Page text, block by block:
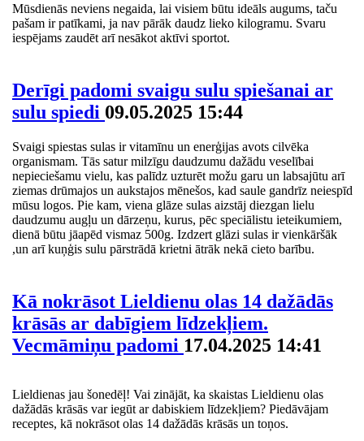
Mūsdienās neviens negaida, lai visiem būtu ideāls augums, taču
pašam ir patīkami, ja nav pārāk daudz lieko kilogramu. Svaru
iespējams zaudēt arī nesākot aktīvi sportot.
Derīgi padomi svaigu sulu spiešanai ar
sulu spiedi 09.05.2025 15:44
Svaigi spiestas sulas ir vitamīnu un enerģijas avots cilvēka
organismam. Tās satur milzīgu daudzumu dažādu veselībai
nepieciešamu vielu, kas palīdz uzturēt možu garu un labsajūtu arī
ziemas drūmajos un aukstajos mēnešos, kad saule gandrīz neiespīd
mūsu logos. Pie kam, viena glāze sulas aizstāj diezgan lielu
daudzumu augļu un dārzeņu, kurus, pēc speciālistu ieteikumiem,
dienā būtu jāapēd vismaz 500g. Izdzert glāzi sulas ir vienkāršāk
,un arī kuņģis sulu pārstrādā krietni ātrāk nekā cieto barību.
Kā nokrāsot Lieldienu olas 14 dažādās
krāsās ar dabīgiem līdzekļiem.
Vecmāmiņu padomi 17.04.2025 14:41
Lieldienas jau šonedēļ! Vai zinājāt, ka skaistas Lieldienu olas
dažādās krāsās var iegūt ar dabiskiem līdzekļiem? Piedāvājam
receptes, kā nokrāsot olas 14 dažādās krāsās un toņos.